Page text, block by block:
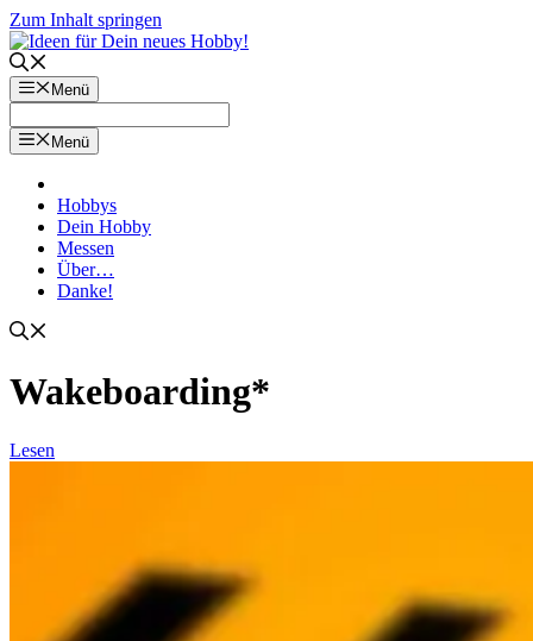
Zum Inhalt springen
Menü
Menü
Hobbys
Dein Hobby
Messen
Über…
Danke!
Wakeboarding*
Lesen